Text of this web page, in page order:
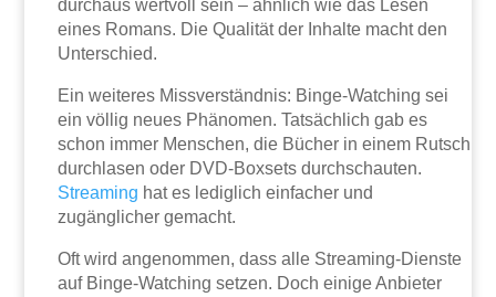
durchaus wertvoll sein – ähnlich wie das Lesen
eines Romans. Die Qualität der Inhalte macht den
Unterschied.
Ein weiteres Missverständnis: Binge-Watching sei
ein völlig neues Phänomen. Tatsächlich gab es
schon immer Menschen, die Bücher in einem Rutsch
durchlasen oder DVD-Boxsets durchschauten.
Streaming hat es lediglich einfacher und
zugänglicher gemacht.
Oft wird angenommen, dass alle Streaming-Dienste
auf Binge-Watching setzen. Doch einige Anbieter